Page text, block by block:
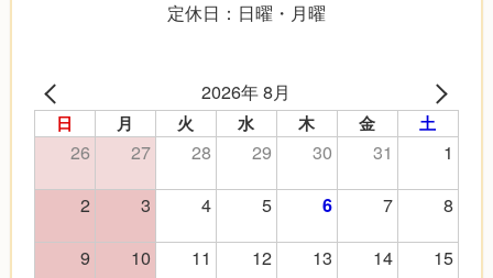
定休日：日曜・月曜
2026年 8月
日 月 火 水 木 金 土
26 27 28 29 30 31
1
2
3 4 5 6 7
8
9
10 11 12 13 14
15